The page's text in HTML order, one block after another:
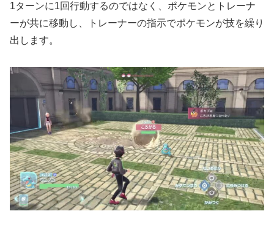
1ターンに1回行動するのではなく、ポケモンとトレーナ
ーが共に移動し、トレーナーの指示でポケモンが技を繰り
出します。